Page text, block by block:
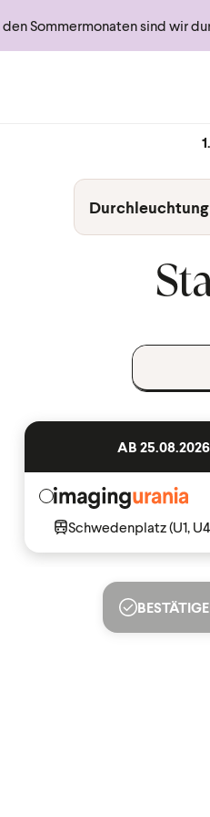
Sommermonaten sind wir
AB 25.08.2026
Schwedenplatz (U1,